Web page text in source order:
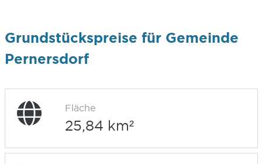
Grundstückspreise für Gemeinde
Pernersdorf
Fläche
25,84 km²